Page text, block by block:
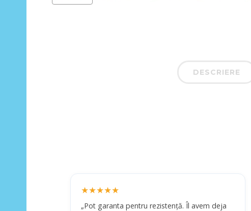
DESCRIERE
★★★★★
„Pot garanta pentru rezistență. Îl avem deja